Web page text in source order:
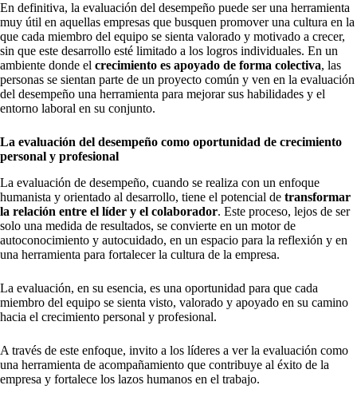
En definitiva, la evaluación del desempeño puede ser una herramienta
muy útil en aquellas empresas que busquen promover una cultura en la
que cada miembro del equipo se sienta valorado y motivado a crecer,
sin que este desarrollo esté limitado a los logros individuales. En un
ambiente donde el crecimiento es apoyado de forma colectiva, las
personas se sientan parte de un proyecto común y ven en la evaluación
del desempeño una herramienta para mejorar sus habilidades y el
entorno laboral en su conjunto.
La evaluación del desempeño como oportunidad de crecimiento
personal y profesional
La evaluación de desempeño, cuando se realiza con un enfoque
humanista y orientado al desarrollo, tiene el potencial de transformar
la relación entre el líder y el colaborador. Este proceso, lejos de ser
solo una medida de resultados, se convierte en un motor de
autoconocimiento y autocuidado, en un espacio para la reflexión y en
una herramienta para fortalecer la cultura de la empresa.
La evaluación, en su esencia, es una oportunidad para que cada
miembro del equipo se sienta visto, valorado y apoyado en su camino
hacia el crecimiento personal y profesional.
A través de este enfoque, invito a los líderes a ver la evaluación como
una herramienta de acompañamiento que contribuye al éxito de la
empresa y fortalece los lazos humanos en el trabajo.